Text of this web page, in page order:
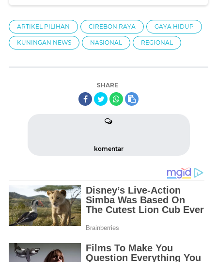
ARTIKEL PILIHAN CIREBON RAYA GAYA HIDUP
KUNINGAN NEWS NASIONAL REGIONAL
SHARE
komentar